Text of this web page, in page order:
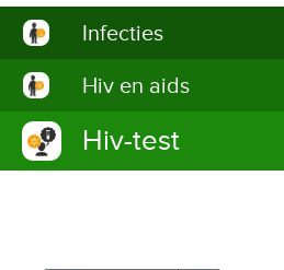
Infecties
Hiv en aids
Hiv-test